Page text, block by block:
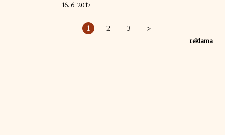
16. 6. 2017
1 2 3 >
reklama